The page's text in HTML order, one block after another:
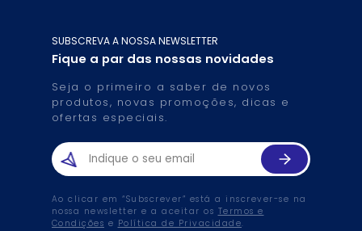
SUBSCREVA A NOSSA NEWSLETTER
Fique a par das nossas novidades
Seja o primeiro a saber de novos
produtos, novas promoções, dicas e
ofertas especiais.
Ao clicar em “Subscrever” está a inscrever-se na
nossa newsletter e a aceitar os Termos e
Condições e Política de Privacidade.